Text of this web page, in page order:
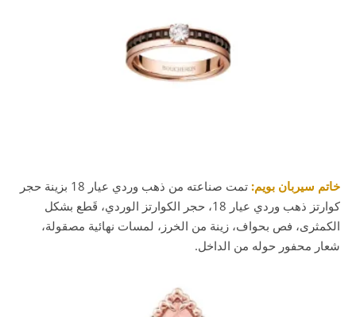
خاتم سيربان بويم:
تمت صناعته من ذهب وردي عيار 18 بزينة حجر
كوارتز ذهب وردي عيار 18، حجر الكوارتز الوردي، قَطع بشكل
الكمثرى، فص بحواف، زينة من الخرز، لمسات نهائية مصقولة،
شعار محفور حوله من الداخل.